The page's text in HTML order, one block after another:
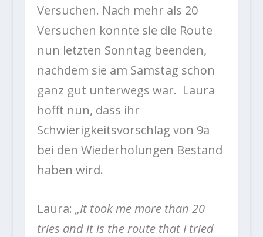
Versuchen. Nach mehr als 20
Versuchen konnte sie die Route
nun letzten Sonntag beenden,
nachdem sie am Samstag schon
ganz gut unterwegs war. Laura
hofft nun, dass ihr
Schwierigkeitsvorschlag von 9a
bei den Wiederholungen Bestand
haben wird.
Laura: „It took me more than 20
tries and it is the route that I tried